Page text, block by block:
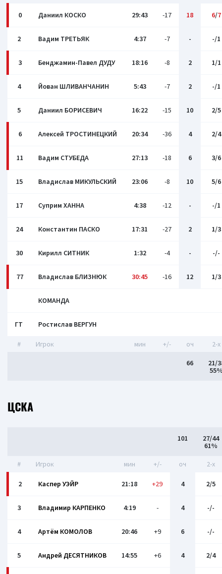
0 Даниил КОСКО 29:43 -17 18 6/7
2 Вадим ТРЕТЬЯК 4:37 -7 - -/1
3 Бенджамин-Павел ДУДУ 18:16 -8 2 1/1
4 Йован ШЛИВАНЧАНИН 5:43 -7 2 -/1
5 Даниил БОРИСЕВИЧ 16:22 -15 10 2/5
6 Алексей ТРОСТИНЕЦКИЙ 20:34 -36 4 2/4
11 Вадим СТУБЕДА 27:13 -18 6 3/6
15 Владислав МИКУЛЬСКИЙ 23:06 -8 10 5/6
17 Суприм ХАННА 4:38 -12 - -/1
24 Константин ПАСКО 17:31 -27 2 1/3
30 Кирилл СИТНИК 1:32 -4 - -/-
77 Владислав БЛИЗНЮК 30:45 -16 12 1/3
КОМАНДА
ГТ Ростислав ВЕРГУН
# Игрок мин +/- оч 2-x
66
21/
ЦСКА
101
27/44
61%
# Игрок мин +/- оч 2-x
2 Каспер УЭЙР 21:18 +29 4 2/5
3 Владимир КАРПЕНКО 4:19 - 4 -/-
4 Артём КОМОЛОВ 20:46 +9 6 -/-
5 Андрей ДЕСЯТНИКОВ 14:55 +6 4 2/4